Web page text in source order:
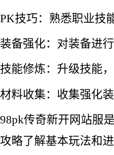
PK技巧：熟悉职业技
装备强化：对装备进
技能修炼：升级技能
材料收集：收集强化
98pk传奇新开网站服
攻略了解基本玩法和